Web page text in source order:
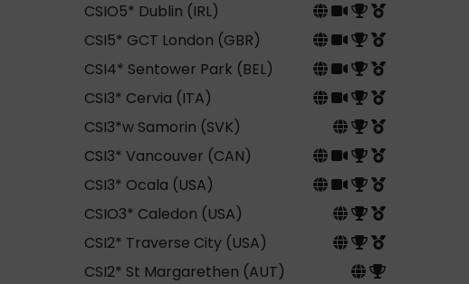
CSIO5* Dublin (IRL)
CSI5* GCT London (GBR)
CSI4* Sentower Park (BEL)
CSI3* Cervia (ITA)
CSI3*w Samorin (SVK)
CSI3* Vancouver (CAN)
CSI3* Ocala (USA)
CSIO3* Caledon (USA)
CSI2* Traverse City (USA)
CSI2* St Margarethen (AUT)